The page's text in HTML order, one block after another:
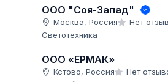
ООО "Соя-Запад"
Москва, Россия
Нет
Светотехника
ООО «ЕРМАК»
Кстово, Россия
Нет